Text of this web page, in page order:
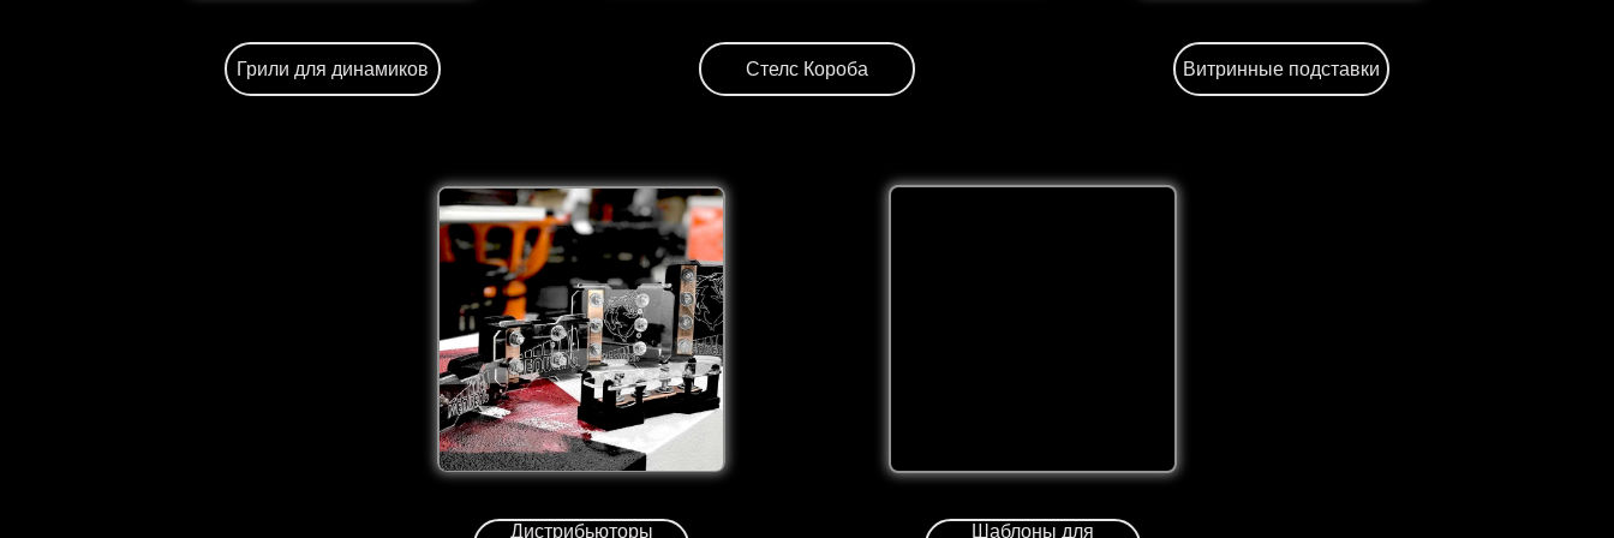
Грили для динамиков
Дистрибьюторы Шаблоны для
Витринные подставки
Стелс Короба